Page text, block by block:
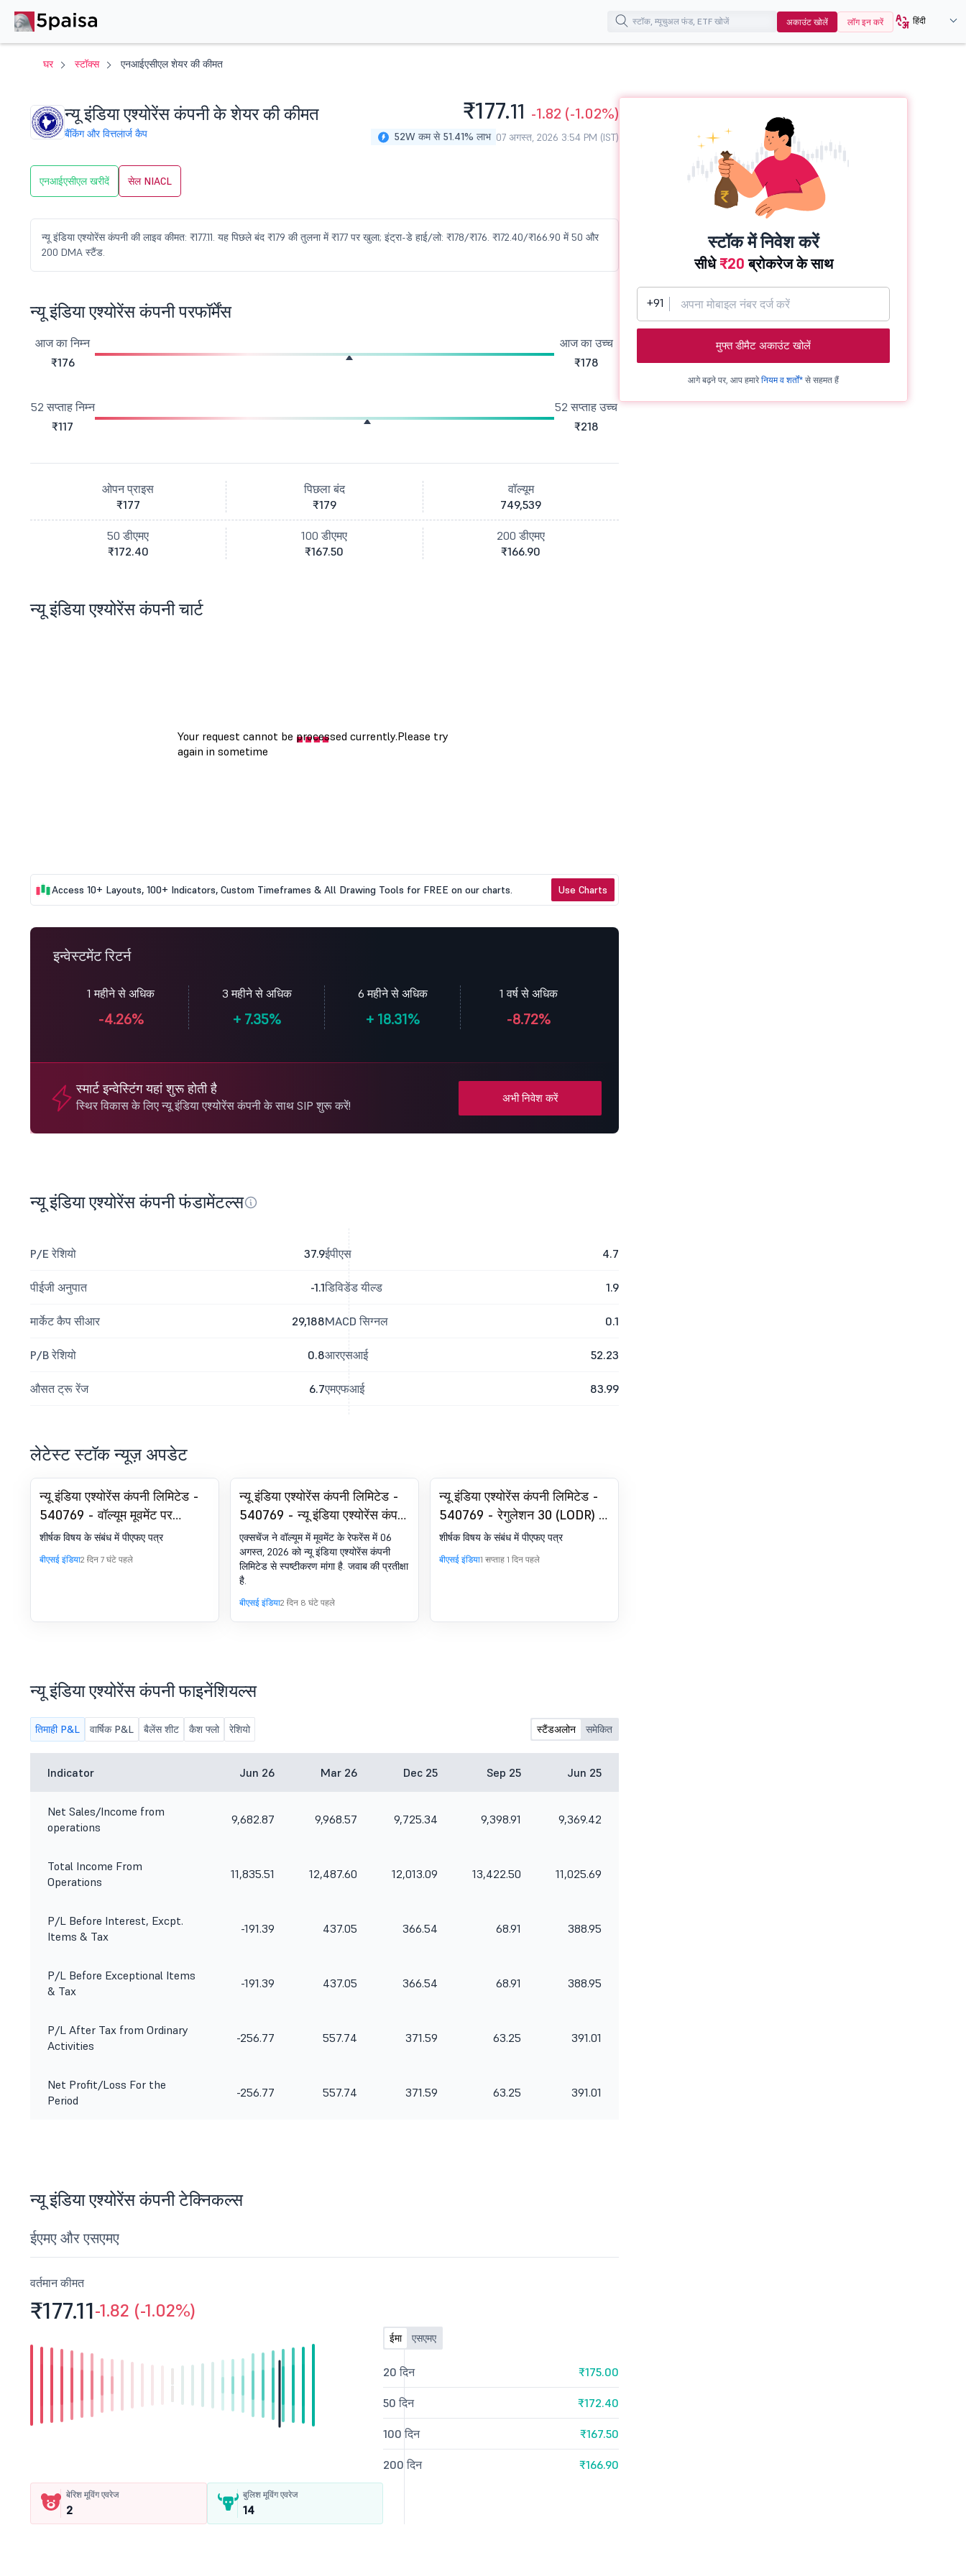
अकाउंट खोलें लॉग इन करें हिंदी
घर स्टॉक्स एनआईएसीएल शेयर की कीमत
न्यू इंडिया एश्योरेंस कंपनी के शेयर की कीमत
बैंकिंग और वित्तलार्ज कैप
₹177.11 -1.82 (-1.02%)
52W कम से 51.41% लाभ 07 अगस्त, 2026 3:54 PM (IST)
एनआईएसीएल खरीदें सेल NIACL
न्यू इंडिया एश्योरेंस कंपनी की लाइव कीमत: ₹177.11. यह पिछले बंद ₹179 की तुलना में ₹177 पर खुला; इंट्रा-डे हाई/लो: ₹178/₹176. ₹172.40/₹166.90 में 50 और
200 DMA स्टैंड.
न्यू इंडिया एश्योरेंस कंपनी परफॉर्मेंस
आज का निम्न
₹176
आज का उच्च
₹178
52 सप्ताह निम्न
₹117
52 सप्ताह उच्च
₹218
ओपन प्राइस
₹177
पिछला बंद
₹179
वॉल्यूम
749,539
50 डीएमए
₹172.40
100 डीएमए
₹167.50
200 डीएमए
₹166.90
न्यू इंडिया एश्योरेंस कंपनी चार्ट
Access 10+ Layouts, 100+ Indicators, Custom Timeframes & All Drawing Tools for FREE on our charts. Use Charts
इन्वेस्टमेंट रिटर्न
1 महीने से अधिक
-4.26%
3 महीने से अधिक
+7.35%
6 महीने से अधिक
+18.31%
1 वर्ष से अधिक
-8.72%
स्मार्ट इन्वेस्टिंग यहां शुरू होती है
स्थिर विकास के लिए न्यू इंडिया एश्योरेंस कंपनी के साथ SIP शुरू करें!
अभी निवेश करें
न्यू इंडिया एश्योरेंस कंपनी फंडामेंटल्स
P/E रेशियो 37.9
पीईजी अनुपात -1.1
मार्केट कैप सीआर 29,188
P/B रेशियो 0.8
औसत ट्रू रेंज 6.7
ईपीएस 4.7
डिविडेंड यील्ड 1.9
MACD सिग्नल 0.1
आरएसआई 52.23
एमएफआई 83.99
लेटेस्ट स्टॉक न्यूज़ अपडेट
न्यू इंडिया एश्योरेंस कंपनी लिमिटेड -
540769 - वॉल्यूम मूवमेंट पर
स्पष्टीकरण
शीर्षक विषय के संबंध में पीएफए पत्र
बीएसई इंडिया2 दिन 7 घंटे पहले
न्यू इंडिया एश्योरेंस कंपनी लिमिटेड -
540769 - न्यू इंडिया एश्योरेंस कंपनी
लिमिटेड से स्पष्टीकरण मांगा गया
एक्सचेंज ने वॉल्यूम में मूवमेंट के रेफरेंस में 06
अगस्त, 2026 को न्यू इंडिया एश्योरेंस कंपनी
लिमिटेड से स्पष्टीकरण मांगा है. जवाब की प्रतीक्षा
है.
बीएसई इंडिया2 दिन 8 घंटे पहले
न्यू इंडिया एश्योरेंस कंपनी लिमिटेड -
540769 - रेगुलेशन 30 (LODR) के
तहत घोषणा - प्रोसेसिंग
शीर्षक विषय के संबंध में पीएफए पत्र
बीएसई इंडिया1 सप्ताह 1 दिन पहले
न्यू इंडिया एश्योरेंस कंपनी फाइनेंशियल्स
तिमाही P&L वार्षिक P&L बैलेंस शीट कैश फ्लो रेशियो स्टैंडअलोन समेकित
Indicator Jun 26 Mar 26 Dec 25 Sep 25 Jun 25
Net Sales/Income from
operations
9,682.87 9,968.57 9,725.34 9,398.91 9,369.42
Total Income From
Operations
11,835.51 12,487.60 12,013.09 13,422.50 11,025.69
P/L Before Interest, Excpt.
Items & Tax
-191.39 437.05 366.54 68.91 388.95
P/L Before Exceptional Items
& Tax
-191.39 437.05 366.54 68.91 388.95
P/L After Tax from Ordinary
Activities
-256.77 557.74 371.59 63.25 391.01
Net Profit/Loss For the
Period
-256.77 557.74 371.59 63.25 391.01
न्यू इंडिया एश्योरेंस कंपनी टेक्निकल्स
ईएमए और एसएमए
वर्तमान कीमत
₹177.11-1.82 (-1.02%)
बेरिश मूविंग एवरेज
2
बुलिश मूविंग एवरेज
14
ईमा एसएमए
20 दिन ₹175.00
50 दिन ₹172.40
100 दिन ₹167.50
200 दिन ₹166.90
स्टॉक में निवेश करें
सीधे₹20ब्रोकरेज के साथ
+91
मुफ्त डीमैट अकाउंट खोलें
आगे बढ़ने पर, आप हमारेनियम व शर्तों* से सहमत हैं